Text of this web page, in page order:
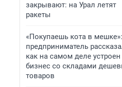
закрывают: на Урал летят
ракеты
«Покупаешь кота в мешке»:
предприниматель
как на самом деле устроен
бизнес со складами
товаров